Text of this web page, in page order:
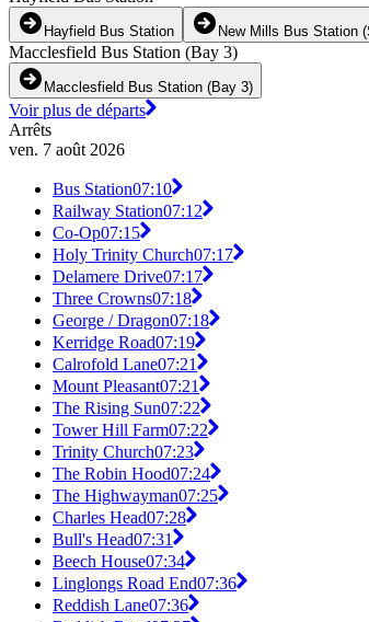
Hayfield Bus Station New Mills Bus Station
Macclesfield Bus Station (Bay 3)
Macclesfield Bus Station (Bay 3)
Voir plus de départs
Arrêts
ven. 7 août 2026
Bus Station07:10
Railway Station07:12
Co-Op07:15
Holy Trinity Church07:17
Delamere Drive07:17
Three Crowns07:18
George / Dragon07:18
Kerridge Road07:19
Calrofold Lane07:21
Mount Pleasant07:21
The Rising Sun07:22
Tower Hill Farm07:22
Trinity Church07:23
The Robin Hood07:24
The Highwayman07:25
Charles Head07:28
Bull's Head07:31
Beech House07:34
Linglongs Road End07:36
Reddish Lane07:36